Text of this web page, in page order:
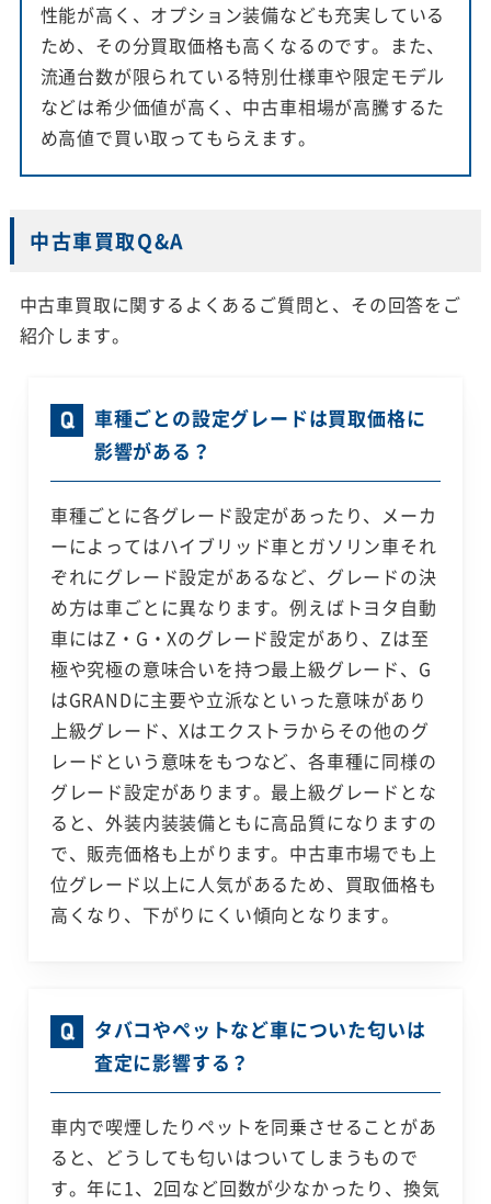
性能が高く、オプション装備なども充実している
ため、その分買取価格も高くなるのです。また、
流通台数が限られている特別仕様車や限定モデル
などは希少価値が高く、中古車相場が高騰するた
め高値で買い取ってもらえます。
中古車買取Q&A
中古車買取に関するよくあるご質問と、その回答をご
紹介します。
車種ごとの設定グレードは買取価格に
影響がある？
車種ごとに各グレード設定があったり、メーカ
ーによってはハイブリッド車とガソリン車それ
ぞれにグレード設定があるなど、グレードの決
め方は車ごとに異なります。例えばトヨタ自動
車にはZ・G・Xのグレード設定があり、Zは至
極や究極の意味合いを持つ最上級グレード、G
はGRANDに主要や立派なといった意味があり
上級グレード、Xはエクストラからその他のグ
レードという意味をもつなど、各車種に同様の
グレード設定があります。最上級グレードとな
ると、外装内装装備ともに高品質になりますの
で、販売価格も上がります。中古車市場でも上
位グレード以上に人気があるため、買取価格も
高くなり、下がりにくい傾向となります。
タバコやペットなど車についた匂いは
査定に影響する？
車内で喫煙したりペットを同乗させることがあ
ると、どうしても匂いはついてしまうもので
す。年に1、2回など回数が少なかったり、換気